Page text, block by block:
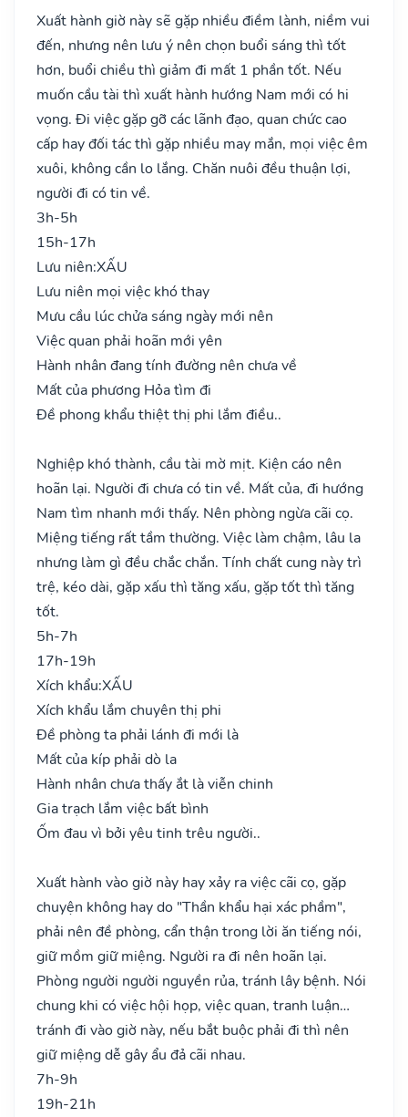
Xuất hành giờ này sẽ gặp nhiều điềm lành, niềm vui
đến, nhưng nên lưu ý nên chọn buổi sáng thì tốt
hơn, buổi chiều thì giảm đi mất 1 phần tốt. Nếu
muốn cầu tài thì xuất hành hướng Nam mới có hi
vọng. Đi việc gặp gỡ các lãnh đạo, quan chức cao
cấp hay đối tác thì gặp nhiều may mắn, mọi việc êm
xuôi, không cần lo lắng. Chăn nuôi đều thuận lợi,
người đi có tin về.
3h-5h
15h-17h
Lưu niên:XẤU
Lưu niên mọi việc khó thay
Mưu cầu lúc chửa sáng ngày mới nên
Việc quan phải hoãn mới yên
Hành nhân đang tính đường nên chưa về
Mất của phương Hỏa tìm đi
Đề phong khẩu thiệt thị phi lắm điều..
Nghiệp khó thành, cầu tài mờ mịt. Kiện cáo nên
hoãn lại. Người đi chưa có tin về. Mất của, đi hướng
Nam tìm nhanh mới thấy. Nên phòng ngừa cãi cọ.
Miệng tiếng rất tầm thường. Việc làm chậm, lâu la
nhưng làm gì đều chắc chắn. Tính chất cung này trì
trệ, kéo dài, gặp xấu thì tăng xấu, gặp tốt thì tăng
tốt.
5h-7h
17h-19h
Xích khẩu:XẤU
Xích khẩu lắm chuyên thị phi
Đề phòng ta phải lánh đi mới là
Mất của kíp phải dò la
Hành nhân chưa thấy ắt là viễn chinh
Gia trạch lắm việc bất bình
Ốm đau vì bởi yêu tinh trêu người..
Xuất hành vào giờ này hay xảy ra việc cãi cọ, gặp
chuyện không hay do "Thần khẩu hại xác phầm",
phải nên đề phòng, cẩn thận trong lời ăn tiếng nói,
giữ mồm giữ miệng. Người ra đi nên hoãn lại.
Phòng người người nguyền rủa, tránh lây bệnh. Nói
chung khi có việc hội họp, việc quan, tranh luận…
tránh đi vào giờ này, nếu bắt buộc phải đi thì nên
giữ miệng dễ gây ẩu đả cãi nhau.
7h-9h
19h-21h